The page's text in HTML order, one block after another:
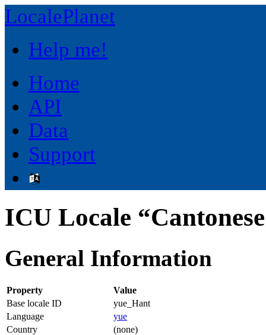
LocalePlanet
Help me!
Home
API
Data
Support
ICU Locale
General Information
Property
Value
Base locale ID
yue_Hant
Language
yue
Country
(none)